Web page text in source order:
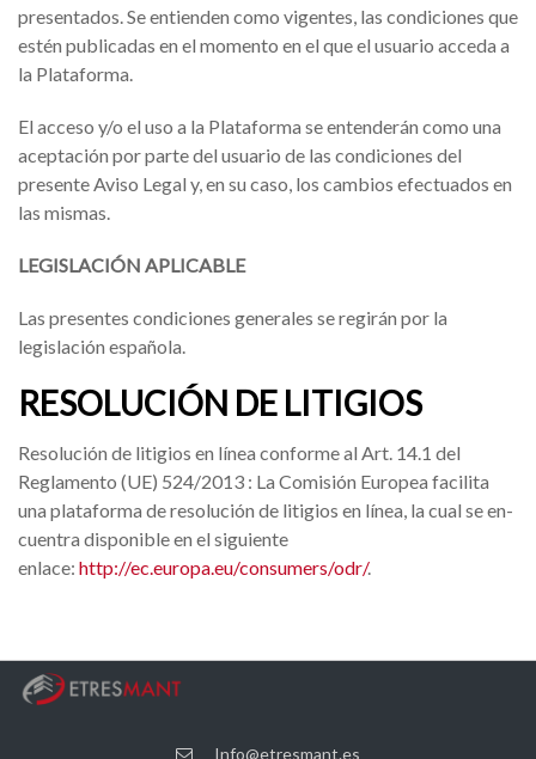
presentados. Se entienden como vigentes, las condiciones que
estén publicadas en el momento en el que el usuario acceda a
la Plataforma.
El acceso y/o el uso a la Plataforma se entenderán como una
aceptación por parte del usuario de las condiciones del
presente Aviso Legal y, en su caso, los cambios efectuados en
las mismas.
LEGISLACIÓN APLICABLE
Las presentes condiciones generales se regirán por la
legislación española.
RESOLUCIÓN DE LITIGIOS
Resolución de litigios en línea conforme al Art. 14.1 del
Reglamento (UE) 524/2013 : La Comisión Europea facilita
una plataforma de resolución de litigios en línea, la cual se en-
cuentra disponible en el siguiente
enlace: http://ec.europa.eu/consumers/odr/.
Info@etresmant.es